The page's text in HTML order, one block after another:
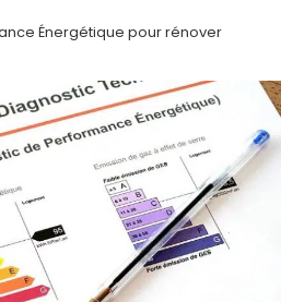
Énergétique pour rénover